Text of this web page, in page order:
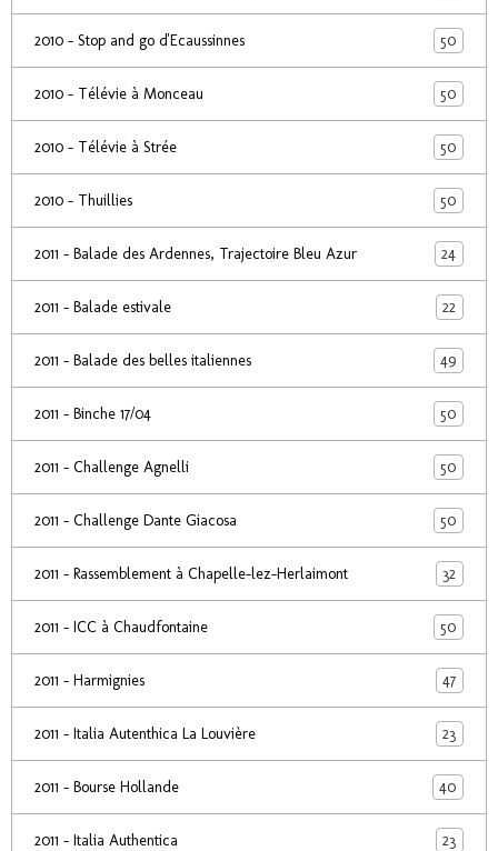
2010 - Stop and go d'Ecaussinnes 50
2010 - Télévie à Monceau 50
2010 - Télévie à Strée 50
2010 - Thuillies 50
2011 - Balade des Ardennes, Trajectoire Bleu Azur 24
2011 - Balade estivale 22
2011 - Balade des belles italiennes 49
2011 - Binche 17/04 50
2011 - Challenge Agnelli 50
2011 - Challenge Dante Giacosa 50
2011 - Rassemblement à Chapelle-lez-Herlaimont 32
2011 - ICC à Chaudfontaine 50
2011 - Harmignies 47
2011 - Italia Autenthica La Louvière 23
2011 - Bourse Hollande 40
2011 - Italia Authentica 23